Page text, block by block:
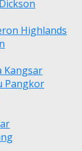
Highlands
Kangsar
Pangkor